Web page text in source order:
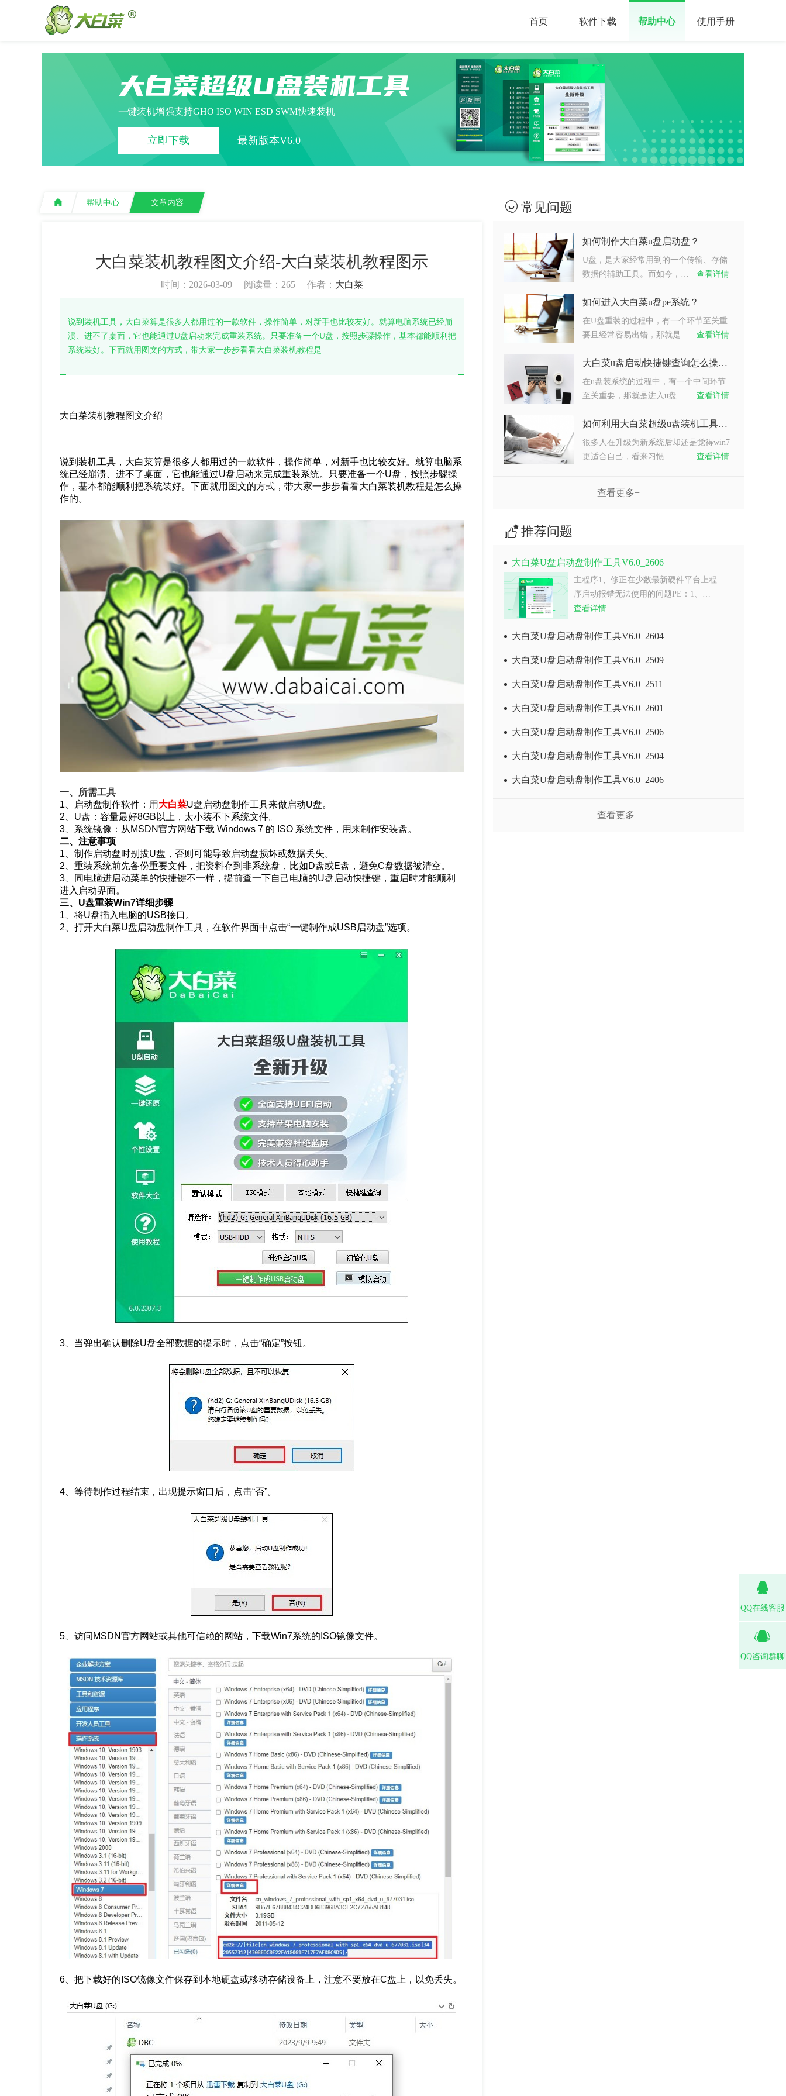
首页 软件下载 帮助中心 使用手册
大白菜超级U盘装机工具
一键装机增强支持GHO ISO WIN ESD SWM快速装机
立即下载 最新版本V6.0
帮助中心 文章内容
大白菜装机教程图文介绍-大白菜装机教程图示
时间：2026-03-09 阅读量： 265 作者： 大白菜
说到装机工具，大白菜算是很多人都用过的一款软件，操作简单，对新手也比较友好。就算电脑系统已经崩
溃、进不了桌面，它也能通过U盘启动来完成重装系统。只要准备一个U盘，按照步骤操作，基本都能顺利把
系统装好。下面就用图文的方式，带大家一步步看看大白菜装机教程是
大白菜装机教程图文介绍
说到装机工具，大白菜算是很多人都用过的一款软件，操作简单，对新手也比较友好。就算电脑系
统已经崩溃、进不了桌面，它也能通过U盘启动来完成重装系统。只要准备一个U盘，按照步骤操
作，基本都能顺利把系统装好。下面就用图文的方式，带大家一步步看看大白菜装机教程是怎么操
作的。
一、所需工具
1、启动盘制作软件： 用 大白菜U盘启动盘制作工具来做启动U盘。
2、U盘：容量最好8GB以上，太小装不下系统文件。
3、系统镜像：从MSDN官方网站下载 Windows 7 的 ISO 系统文件，用来制作安装盘。
二、注意事项
1、制作启动盘时别拔U盘，否则可能导致启动盘损坏或数据丢失。
2、重装系统前先备份重要文件，把资料存到非系统盘，比如D盘或E盘，避免C盘数据被清空。
3、同电脑进启动菜单的快捷键不一样，提前查一下自己电脑的U盘启动快捷键，重启时才能顺利
进入启动界面。
三、U盘重装Win7详细步骤
1、将U盘插入电脑的USB接口。
2、打开大白菜U盘启动盘制作工具，在软件界面中点击“一键制作成USB启动盘”选项。
3、当弹出确认删除U盘全部数据的提示时，点击“确定”按钮。
4、等待制作过程结束，出现提示窗口后，点击“否”。
5、访问MSDN官方网站或其他可信赖的网站，下载Win7系统的ISO镜像文件。
6、把下载好的ISO镜像文件保存到本地硬盘或移动存储设备上，注意不要放在C盘上，以免丢失。
常见问题
如何制作大白菜u盘启动盘？
U盘，是大家经常用到的一个传输、存储
数据的辅助工具。而如今，…
查看详情
如何进入大白菜u盘pe系统？
在U盘重装的过程中，有一个环节至关重
要且经常容易出错，那就是…
查看详情
大白菜u盘启动快捷键查询怎么操作？
在u盘装系统的过程中，有一个中间环节
至关重要，那就是进入u盘…
查看详情
如何利用大白菜超级u盘装机工具重装系统win7？
很多人在升级为新系统后却还是觉得win7
更适合自己，看来习惯…
查看详情
查看更多+
推荐问题
大白菜U盘启动盘制作工具V6.0_2606
主程序1、修正在少数最新硬件平台上程
序启动报错无法使用的问题PE：1、…
查看详情
大白菜U盘启动盘制作工具V6.0_2604
大白菜U盘启动盘制作工具V6.0_2509
大白菜U盘启动盘制作工具V6.0_2511
大白菜U盘启动盘制作工具V6.0_2601
大白菜U盘启动盘制作工具V6.0_2506
大白菜U盘启动盘制作工具V6.0_2504
大白菜U盘启动盘制作工具V6.0_2406
查看更多+
QQ在线客服
QQ咨询群聊